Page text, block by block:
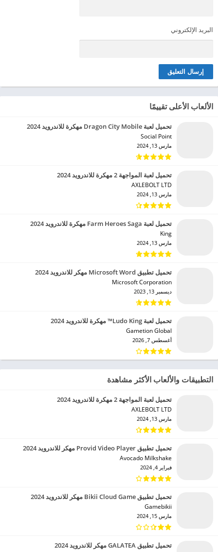
البريد الإلكتروني
الألعاب الأعلى تقييمًا
تحميل لعبة Dragon City Mobile مهكرة للاندرويد 2024
Social Point‏
مارس 13, 2024
تحميل لعبة المواجهة 2 مهكرة للاندرويد 2024
AXLEBOLT LTD‏
مارس 13, 2024
تحميل لعبة Farm Heroes Saga مهكرة للاندرويد 2024
King‏
مارس 13, 2024
تحميل تطبيق Microsoft Word مهكر للاندرويد 2024
Microsoft Corporation‏
ديسمبر 13, 2023
تحميل لعبة Ludo King™ مهكرة للاندرويد 2024
Gametion Global‏
أغسطس 7, 2026
التطبيقات والألعاب الأكثر مشاهدة
تحميل لعبة المواجهة 2 مهكرة للاندرويد 2024
AXLEBOLT LTD‏
مارس 13, 2024
تحميل تطبيق Provid Video Player مهكر للاندرويد 2024
Avocado Milkshake‏
فبراير 4, 2024
تحميل تطبيق Bikii Cloud Game مهكر للاندرويد 2024
Gamebikii‏
مارس 15, 2024
تحميل تطبيق GALATEA مهكر للاندرويد 2024